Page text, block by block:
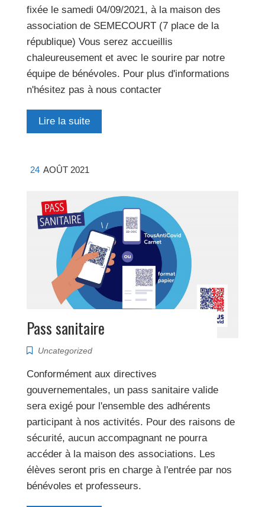
fixée le samedi 04/09/2021, à la maison des
association de SEMECOURT (7 place de la
république) Vous serez accueillis
chaleureusement et avec le sourire par notre
équipe de bénévoles. Pour plus d'informations
n'hésitez pas à nous contacter
Lire la suite
24 AOÛT 2021
Pass sanitaire
Uncategorized
Conformément aux directives
gouvernementales, un pass sanitaire valide
sera exigé pour l'ensemble des adhérents
participant à nos activités. Pour des raisons de
sécurité, aucun accompagnant ne pourra
accéder à la maison des associations. Les
élèves seront pris en charge à l'entrée par nos
bénévoles et professeurs.